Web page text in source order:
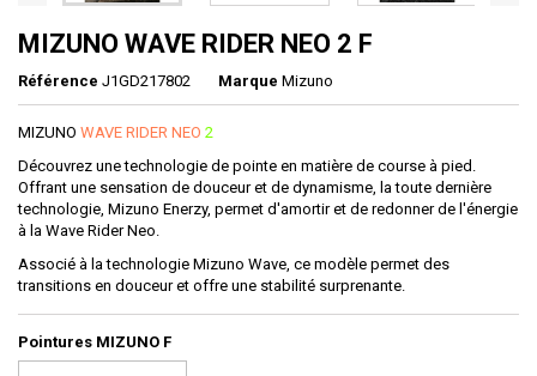
MIZUNO WAVE RIDER NEO 2 F
Référence J1GD217802 Marque Mizuno
MIZUNO WAVE RIDER NEO 2
Découvrez une technologie de pointe en matière de course à pied.
Offrant une sensation de douceur et de dynamisme, la toute dernière
technologie, Mizuno Enerzy, permet d'amortir et de redonner de l'énergie
à la Wave Rider Neo.
Associé à la technologie Mizuno Wave, ce modèle permet des
transitions en douceur et offre une stabilité surprenante.
Pointures MIZUNO F